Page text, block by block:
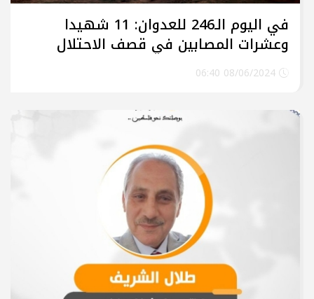
في اليوم الـ246 للعدوان: 11 شهيدا
وعشرات المصابين في قصف الاحتلال
مدينة غزة ووسط القطاع